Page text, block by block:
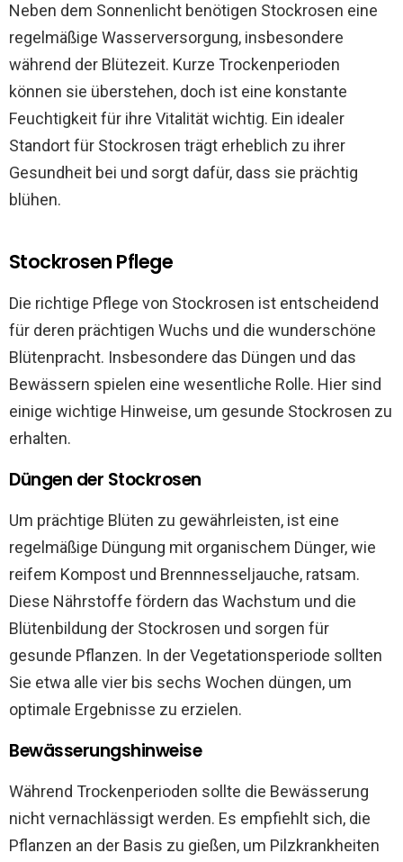
Neben dem Sonnenlicht benötigen Stockrosen eine
regelmäßige Wasserversorgung, insbesondere
während der Blütezeit. Kurze Trockenperioden
können sie überstehen, doch ist eine konstante
Feuchtigkeit für ihre Vitalität wichtig. Ein idealer
Standort für Stockrosen trägt erheblich zu ihrer
Gesundheit bei und sorgt dafür, dass sie prächtig
blühen.
Stockrosen Pflege
Die richtige Pflege von Stockrosen ist entscheidend
für deren prächtigen Wuchs und die wunderschöne
Blütenpracht. Insbesondere das Düngen und das
Bewässern spielen eine wesentliche Rolle. Hier sind
einige wichtige Hinweise, um gesunde Stockrosen zu
erhalten.
Düngen der Stockrosen
Um prächtige Blüten zu gewährleisten, ist eine
regelmäßige Düngung mit organischem Dünger, wie
reifem Kompost und Brennnesseljauche, ratsam.
Diese Nährstoffe fördern das Wachstum und die
Blütenbildung der Stockrosen und sorgen für
gesunde Pflanzen. In der Vegetationsperiode sollten
Sie etwa alle vier bis sechs Wochen düngen, um
optimale Ergebnisse zu erzielen.
Bewässerungshinweise
Während Trockenperioden sollte die Bewässerung
nicht vernachlässigt werden. Es empfiehlt sich, die
Pflanzen an der Basis zu gießen, um Pilzkrankheiten